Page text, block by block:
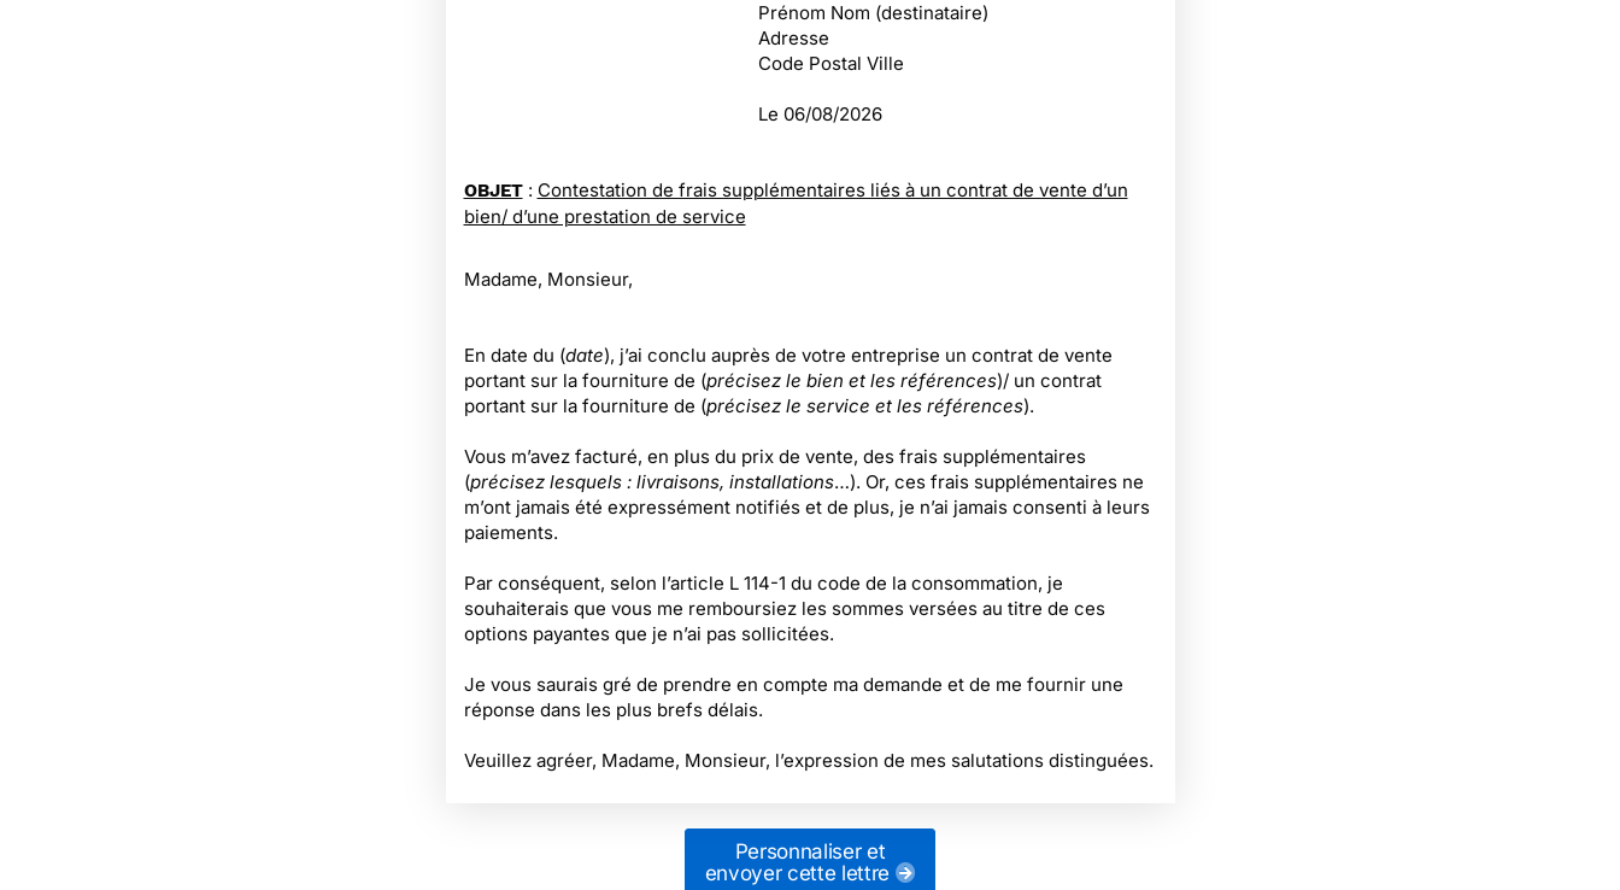
Prénom Nom (destinataire)
Adresse
Code Postal Ville
Le 06/08/2026
OBJET : Contestation de frais supplémentaires liés à un contrat de vente d’un
bien/ d’une prestation de service
Madame, Monsieur,
En date du (date), j’ai conclu auprès de votre entreprise un contrat de vente
portant sur la fourniture de (précisez le bien et les références)/ un contrat
portant sur la fourniture de (précisez le service et les références).
Vous m’avez facturé, en plus du prix de vente, des frais supplémentaires
(précisez lesquels : livraisons, installations…). Or, ces frais supplémentaires ne
m’ont jamais été expressément notifiés et de plus, je n’ai jamais consenti à leurs
paiements.
Par conséquent, selon l’article L 114-1 du code de la consommation, je
souhaiterais que vous me remboursiez les sommes versées au titre de ces
options payantes que je n’ai pas sollicitées.
Je vous saurais gré de prendre en compte ma demande et de me fournir une
réponse dans les plus brefs délais.
Veuillez agréer, Madame, Monsieur, l’expression de mes salutations distinguées.
Personnaliser et
envoyer cette lettre